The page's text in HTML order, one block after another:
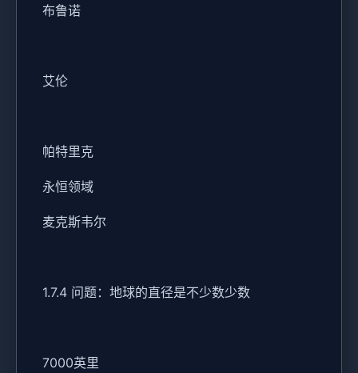
布鲁诺
艾伦
帕特里克
永恒领域
麦克斯韦尔
1.7.4 问题：地球的直径是不少数少数
7000英里